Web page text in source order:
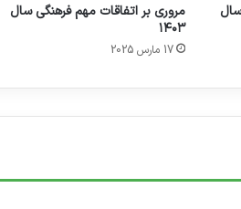
سال
مروری بر اتفاقات مهم فرهنگی سال
۱۴۰۳
17 مارس 2025